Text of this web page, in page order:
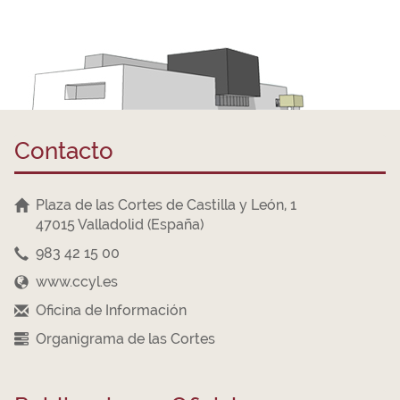
Contacto
Plaza de las Cortes de Castilla y León, 1
47015 Valladolid (España)
983 42 15 00
www.ccyl.es
Oficina de Información
Organigrama de las Cortes